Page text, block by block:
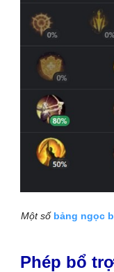
Một số bảng ngọc
Phép bổ